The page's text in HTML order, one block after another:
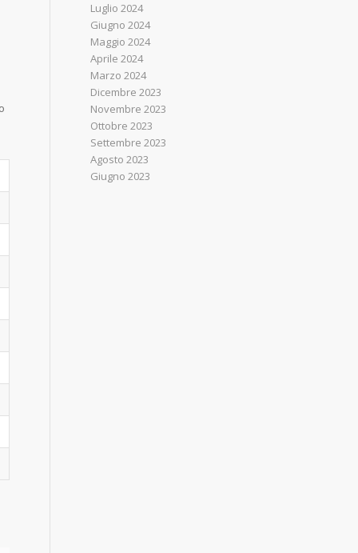
Luglio 2024
Giugno 2024
Maggio 2024
Aprile 2024
Marzo 2024
Dicembre 2023
Novembre 2023
Ottobre 2023
Settembre 2023
Agosto 2023
Giugno 2023